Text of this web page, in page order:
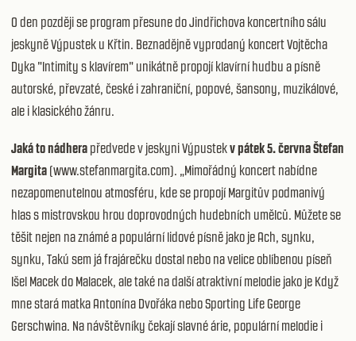
O den později se program přesune do Jindřichova koncertního sálu
jeskyně Výpustek u Křtin. Beznadějně vyprodaný koncert Vojtěcha
Dyka "Intimity s klavírem" unikátně propojí klavírní hudbu a písně
autorské, převzaté, české i zahraniční, popové, šansony, muzikálové,
ale i klasického žánru.
Jaká to nádhera předvede v jeskyni Výpustekv pátek 5. června Štefan
Margita (www.stefanmargita.com). „Mimořádný koncert nabídne
nezapomenutelnou atmosféru, kde se propojí Margitův podmanivý
hlas s mistrovskou hrou doprovodných hudebních umělců. Můžete se
těšit nejen na známé a populární lidové písně jako je Ach, synku,
synku, Takú sem já frajárečku dostal nebo na velice oblíbenou píseň
Išel Macek do Malacek, ale také na další atraktivní melodie jako je Když
mne stará matka Antonína Dvořáka nebo Sporting Life George
Gerschwina. Na návštěvníky čekají slavné árie, populární melodie i